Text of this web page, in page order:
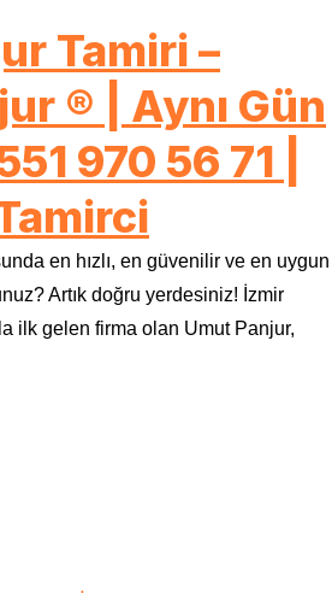
Tamiri –
® | Aynı Gün
970 56 71 |
en hızlı, en güvenilir ve en uygun
Artık doğru yerdesiniz! İzmir
ilk gelen firma olan Umut Panjur,